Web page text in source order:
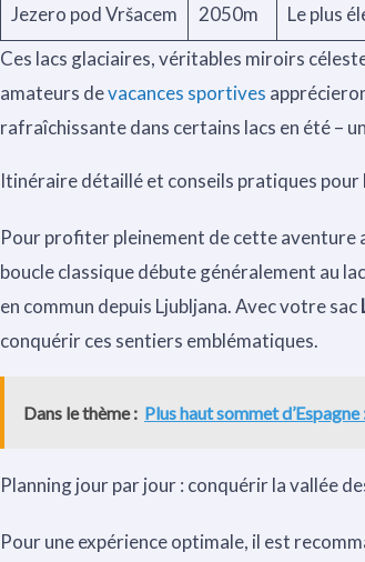
Jezero pod Vršacem 2050m Le plus
Ces lacs glaciaires, véritables miroirs
amateurs devacances sportives
rafraîchissante dans certains lacs en été –
Itinéraire détaillé et conseils pratiques pour
Pour profiter pleinement de cette aventure
boucle classique débute généralement au
en commun depuis Ljubljana. Avec votre sac
conquérir ces sentiers emblématiques.
Dans le thème : Plus haut sommet
Planning jour par jour : conquérir la vallée
Pour une expérience optimale, il est